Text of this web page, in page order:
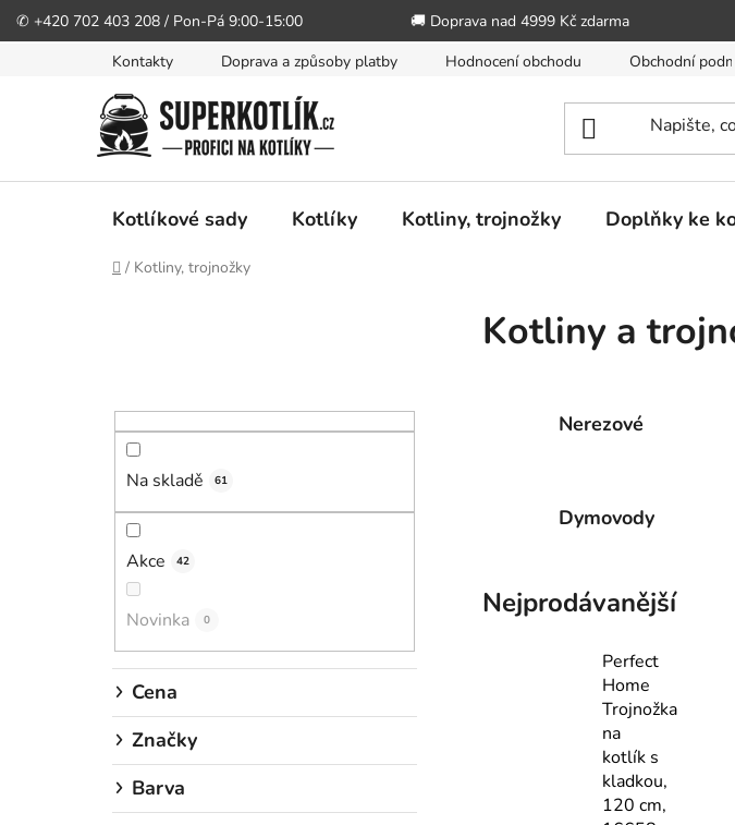
✆ +420 702 403 208 / Pon-Pá 9:00-15:00 🚚 Doprava nad 4999 Kč zdarma
Kontakty Doprava a způsoby platby Hodnocení obchodu Obchodní
Kotlíkové sady Kotlíky Kotliny, trojnožky Doplňky ke
Domů
/ Kotliny, trojnožky
Na skladě 61
Akce 42
Novinka 0
Cena
Značky
Barva
Kotliny a
Nerezové
Dymovody
Nejprodávanější
Perfect
Home
Trojnožka
na
kotlík s
kladkou,
120 cm,